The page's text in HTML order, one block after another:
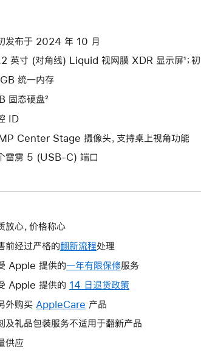
发布于 2024 年 10 月
英寸 (对角线) Liquid 视网膜 XDR 显示屏¹
统一内存
固态硬盘²
ID
Center Stage 摄像头，支持桌上视角功能
雷雳 5 (USB-C) 端口
放心，价格称心
前经过严格的翻新流程处理
Apple 提供的一年有限保修此
操
打
服务
Apple 提供的 14 日退货政策
将
外购买 AppleCare 此
操
产品
及礼品包装服务不适用于翻新产品
供应